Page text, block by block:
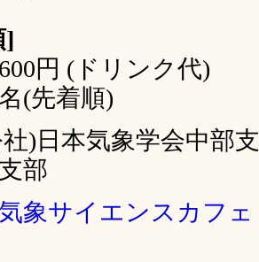
]
円 (ドリンク代)
(先着順)
)日本気象学会中部
部
気象サイエンスカフ